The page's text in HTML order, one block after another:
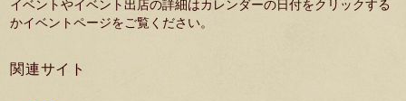
イベントやイベント出店の詳細はカレンダーの日付をクリックする
かイベントページをご覧ください。
関連サイト